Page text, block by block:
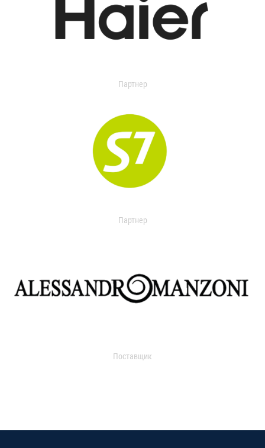
Партнер
Партнер
Поставщик